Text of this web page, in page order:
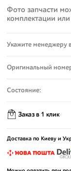
Фото запчасти
комплектации
Укажите менеджеру
Оригинальный
Состояние:
Заказ в 1 клик
Доставка по Киеву и